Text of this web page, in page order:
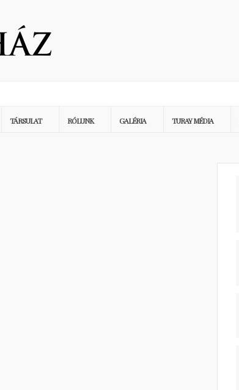
TÁRSULAT RÓLUNK GALÉRIA TURAY MÉDIA